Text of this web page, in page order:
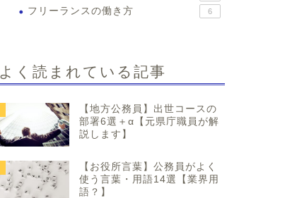
フリーランスの働き方 6
よく読まれている記事
【地方公務員】出世コースの
部署6選＋α【元県庁職員が解
説します】
【お役所言葉】公務員がよく
使う言葉・用語14選【業界用
語？】